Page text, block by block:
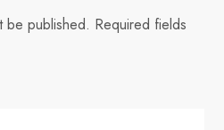
be published. Required fields